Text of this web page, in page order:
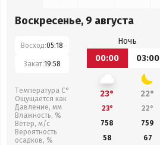
Воскресенье, 9 августа
Восход:05:18
Закат:19:58
Температура С°
Ощущается как
Давление, мм
Влажность, %
Ветер, м/с
Вероятность
осадков, %
Ночь
00:00
03:00
23° 22°
23° 22°
758
759
58
67